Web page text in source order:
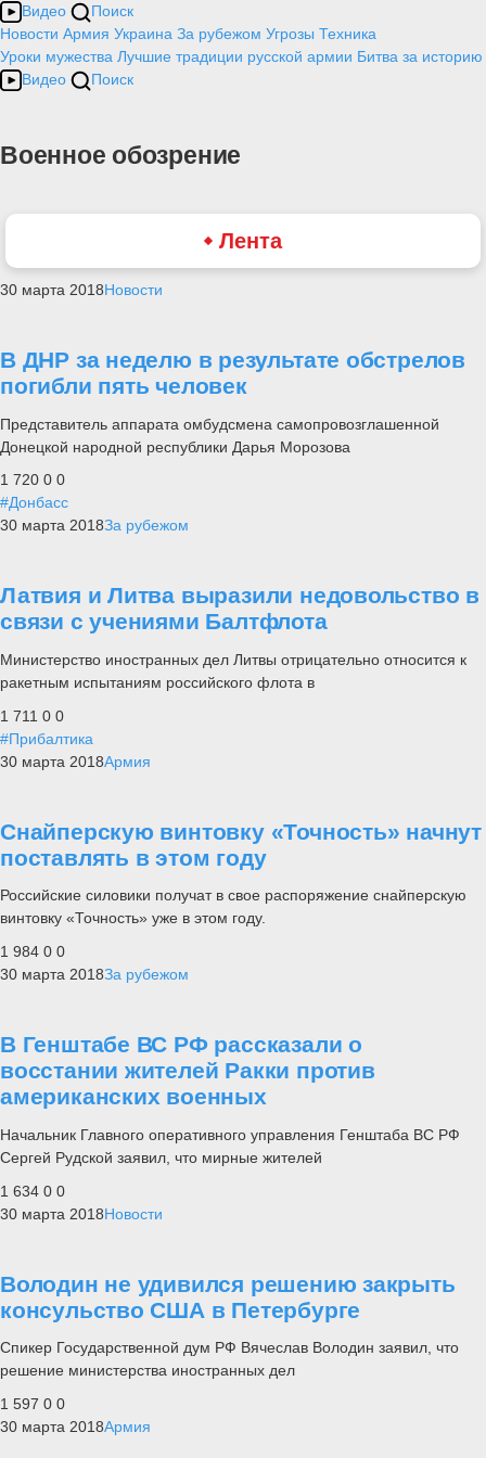
Видео
Поиск
Новости Армия Украина За рубежом Угрозы Техника
Уроки мужества Лучшие традиции русской армии Битва за историю
Видео
Поиск
Военное обозрение
Лента
30 марта 2018Новости
В ДНР за неделю в результате обстрелов
погибли пять человек
Представитель аппарата омбудсмена самопровозглашенной
Донецкой народной республики Дарья Морозова
1 720 0 0
#Донбасс
30 марта 2018За рубежом
Латвия и Литва выразили недовольство в
связи с учениями Балтфлота
Министерство иностранных дел Литвы отрицательно относится к
ракетным испытаниям российского флота в
1 711 0 0
#Прибалтика
30 марта 2018Армия
Снайперскую винтовку «Точность» начнут
поставлять в этом году
Российские силовики получат в свое распоряжение снайперскую
винтовку «Точность» уже в этом году.
1 984 0 0
30 марта 2018За рубежом
В Генштабе ВС РФ рассказали о
восстании жителей Ракки против
американских военных
Начальник Главного оперативного управления Генштаба ВС РФ
Сергей Рудской заявил, что мирные жителей
1 634 0 0
30 марта 2018Новости
Володин не удивился решению закрыть
консульство США в Петербурге
Спикер Государственной дум РФ Вячеслав Володин заявил, что
решение министерства иностранных дел
1 597 0 0
30 марта 2018Армия